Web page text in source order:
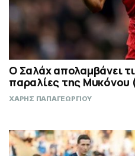
Ο Σαλάχ απολαμβάνει
παραλίες της Μυκόνου
ΧΑΡΗΣ ΠΑΠΑΓΕΩΡΓΙΟΥ